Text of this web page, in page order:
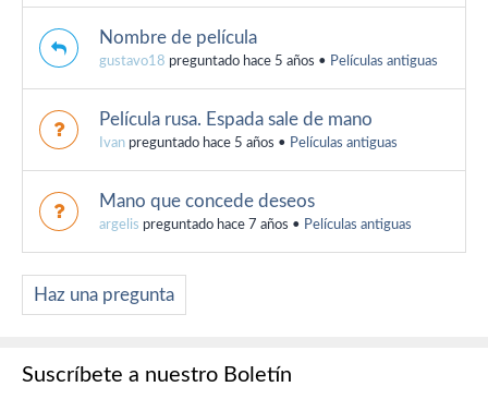
Nombre de película
gustavo18 preguntado hace 5 años • Películas antiguas
Película rusa. Espada sale de mano
Ivan preguntado hace 5 años • Películas antiguas
Mano que concede deseos
argelis preguntado hace 7 años • Películas antiguas
Haz una pregunta
Suscríbete a nuestro Boletín